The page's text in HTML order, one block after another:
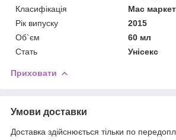
Класифікація
Мас маркет
Рік випуску
2015
Об`єм
60 мл
Стать
Унісекс
Приховати
Умови доставки
Доставка здійснюється тільки по